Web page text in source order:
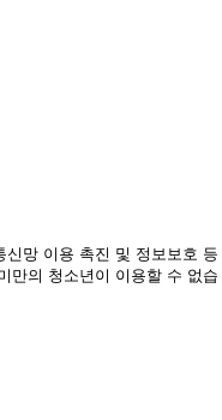
신망 이용 촉진 및 정보보호 등
만의 청소년이 이용할 수 없습